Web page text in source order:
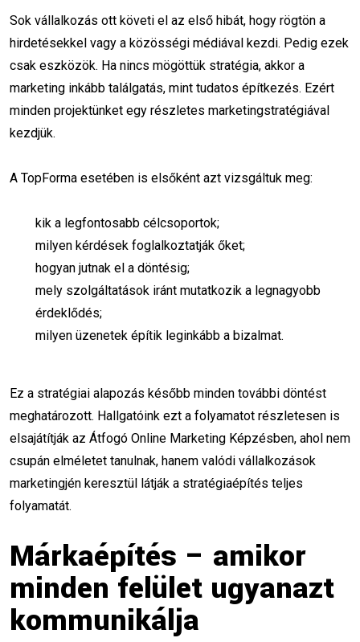
remarketing retargeting PPC
PPC kampány Facebook hirdetés
Instagram hirdetés konverzióoptimalizálás
online hirdetés
weboldal fejlesztés technikai SEO
weboldal gyorsítás WordPress tippek
SEO audit
keresőoptimalizálás
digitális marketing stratégia ROI
marketing tippek
közösségi média marketing
Mesterséges Intelligencia
Digitális Marketing Empátia
Sok vállalkozás ott követi el az első hibát, hogy rögtön a
hirdetésekkel vagy a közösségi médiával kezdi. Pedig ezek
csak eszközök. Ha nincs mögöttük stratégia, akkor a
marketing inkább találgatás, mint tudatos építkezés. Ezért
minden projektünket egy részletes marketingstratégiával
kezdjük.
A TopForma esetében is elsőként azt vizsgáltuk meg:
kik a legfontosabb célcsoportok;
milyen kérdések foglalkoztatják őket;
hogyan jutnak el a döntésig;
mely szolgáltatások iránt mutatkozik a legnagyobb
érdeklődés;
milyen üzenetek építik leginkább a bizalmat.
Ez a stratégiai alapozás később minden további döntést
meghatározott. Hallgatóink ezt a folyamatot részletesen is
elsajátítják az Átfogó Online Marketing Képzésben, ahol nem
csupán elméletet tanulnak, hanem valódi vállalkozások
marketingjén keresztül látják a stratégiaépítés teljes
folyamatát.
Márkaépítés – amikor
minden felület ugyanazt
kommunikálja